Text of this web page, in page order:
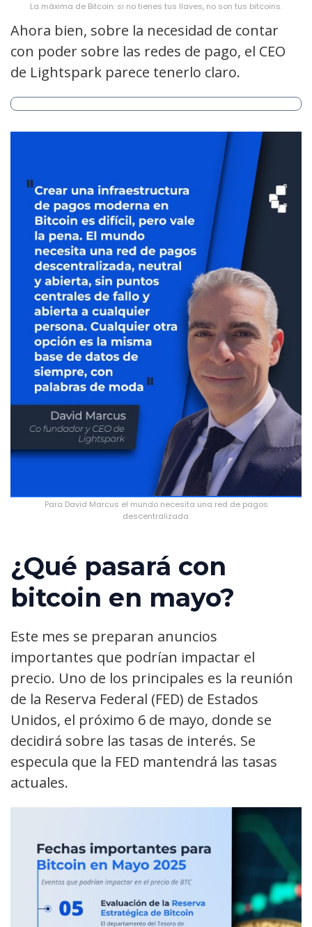
La máxima de Bitcoin: si no tienes tus llaves, no son tus bitcoins.
Ahora bien, sobre la necesidad de contar
con poder sobre las redes de pago, el CEO
de Lightspark parece tenerlo claro.
Para David Marcus el mundo necesita una red de pagos
descentralizada.
¿Qué pasará con
bitcoin en mayo?
Este mes se preparan anuncios
importantes que podrían impactar el
precio. Uno de los principales es la reunión
de la Reserva Federal (FED) de Estados
Unidos, el próximo 6 de mayo, donde se
decidirá sobre las tasas de interés. Se
especula que la FED mantendrá las tasas
actuales.